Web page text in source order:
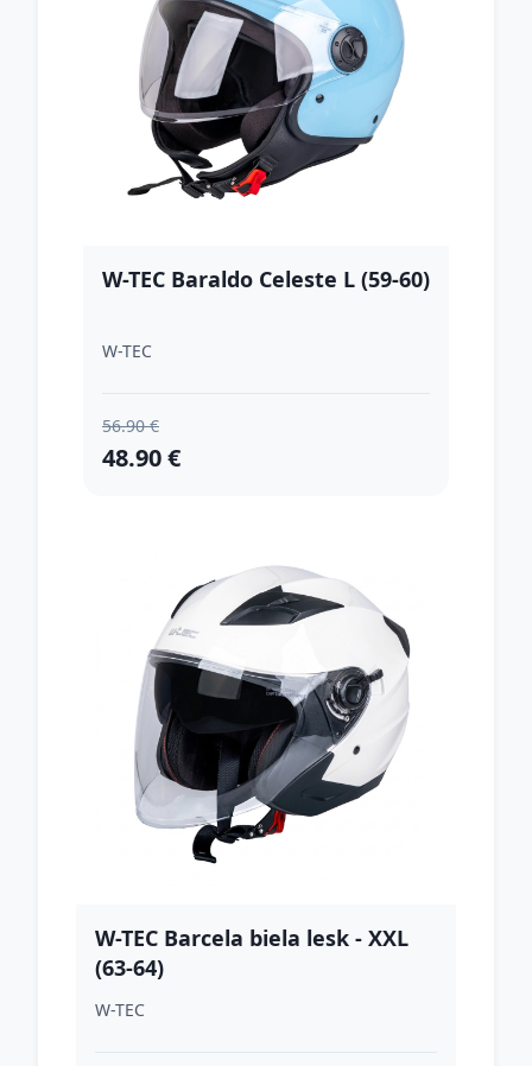
W-TEC Baraldo Celeste L (59-60)
W-TEC
56.90 €
48.90 €
W-TEC Barcela biela lesk - XXL
(63-64)
W-TEC